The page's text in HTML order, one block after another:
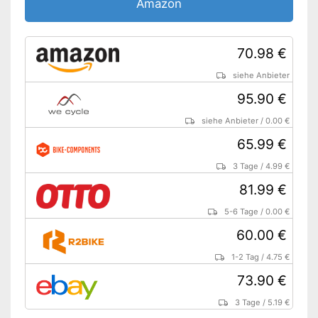
Amazon
70.98 €
siehe Anbieter
95.90 €
siehe Anbieter /0.00 €
65.99 €
3 Tage /4.99 €
81.99 €
5-6 Tage /0.00 €
60.00 €
1-2 Tag /4.75 €
73.90 €
3 Tage / 5.19 €